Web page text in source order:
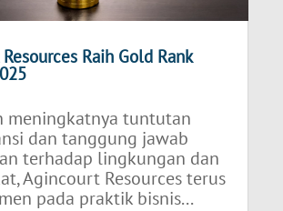
Raih Gold Rank
meningkatnya tuntutan
dan tanggung jawab
terhadap lingkungan dan
Agincourt Resources terus
pada praktik bisnis...